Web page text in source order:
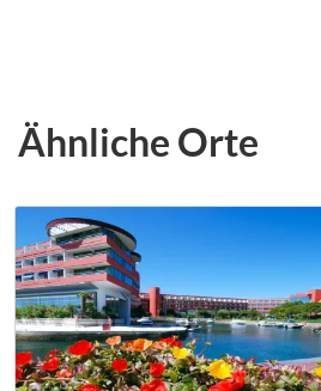
Ähnliche Orte